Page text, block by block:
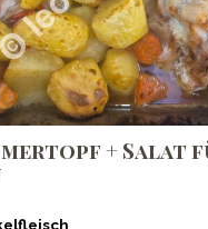
+ Salat